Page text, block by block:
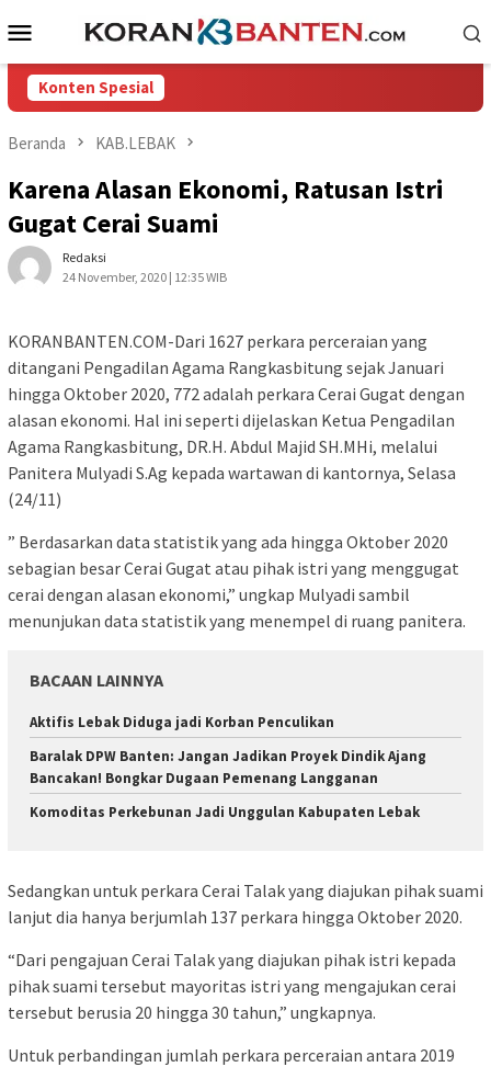
ke
Menu
Mobile
Konten Spesial
Beranda KAB.LEBAK
Karena Alasan Ekonomi, Ratusan Istri
Gugat Cerai Suami
Redaksi
24 November, 2020 | 12:35 WIB
KORANBANTEN.COM-Dari 1627 perkara perceraian yang
ditangani Pengadilan Agama Rangkasbitung sejak Januari
hingga Oktober 2020, 772 adalah perkara Cerai Gugat dengan
alasan ekonomi. Hal ini seperti dijelaskan Ketua Pengadilan
Agama Rangkasbitung, DR.H. Abdul Majid SH.MHi, melalui
Panitera Mulyadi S.Ag kepada wartawan di kantornya, Selasa
(24/11)
” Berdasarkan data statistik yang ada hingga Oktober 2020
sebagian besar Cerai Gugat atau pihak istri yang menggugat
cerai dengan alasan ekonomi,” ungkap Mulyadi sambil
menunjukan data statistik yang menempel di ruang panitera.
BACAAN LAINNYA
Aktifis Lebak Diduga jadi Korban Penculikan
Baralak DPW Banten: Jangan Jadikan Proyek Dindik Ajang
Bancakan! Bongkar Dugaan Pemenang Langganan
Komoditas Perkebunan Jadi Unggulan Kabupaten Lebak
Sedangkan untuk perkara Cerai Talak yang diajukan pihak suami
lanjut dia hanya berjumlah 137 perkara hingga Oktober 2020.
“Dari pengajuan Cerai Talak yang diajukan pihak istri kepada
pihak suami tersebut mayoritas istri yang mengajukan cerai
tersebut berusia 20 hingga 30 tahun,” ungkapnya.
Untuk perbandingan jumlah perkara perceraian antara 2019